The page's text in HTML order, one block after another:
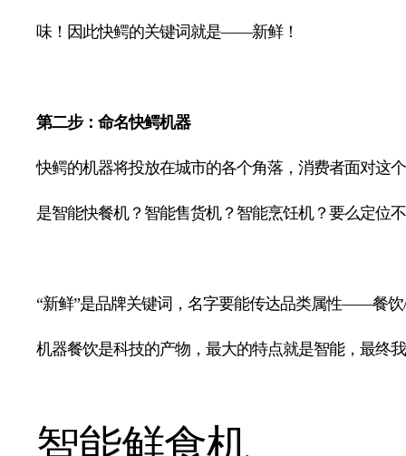
味！因此快鳄的关键词就是——新鲜！
第二步：命名快鳄机器
快鳄的机器将投放在城市的各个角落，消费者面对这
是智能快餐机？智能售货机？智能烹饪机？要么定位
“新鲜”是品牌关键词，名字要能传达品类属性——餐饮
机器餐饮是科技的产物，最大的特点就是智能，最终
智能鲜食机